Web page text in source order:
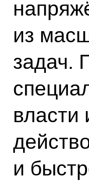
из
задач.
власти
и